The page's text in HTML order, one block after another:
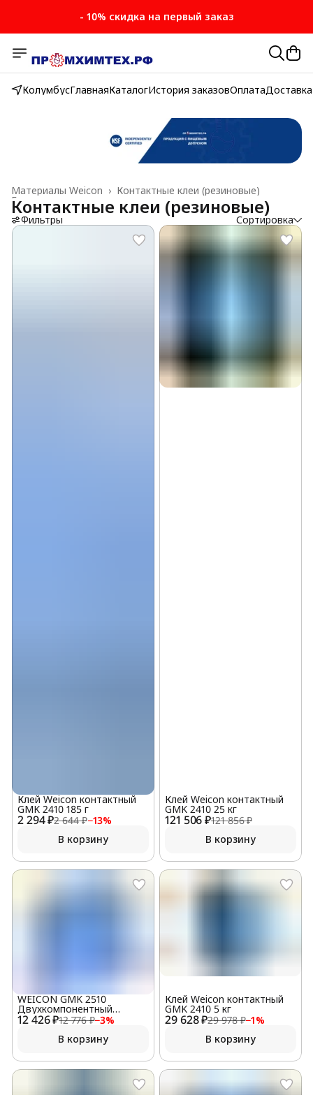
- 10% скидка на первый заказ
КолумбусГлавнаяКаталогИстория заказовОплатаДоставка
Контактные клеи (резиновые)
Материалы Weicon ›
Главная
Контактные клеи (резиновые)
Фильтры Сортировка
2 294 ₽2 644 ₽−13%
Клей Weicon контактный
GMK 2410 185 г
В корзину
121 506 ₽121 856 ₽
Клей Weicon контактный
GMK 2410 25 кг
В корзину
12 426 ₽12 776 ₽−3%
WEICON GMK 2510
Двухкомпонентный
контактный клей (0,69 кг)
В корзину
29 628 ₽29 978 ₽−1%
Клей Weicon контактный
GMK 2410 5 кг
В корзину